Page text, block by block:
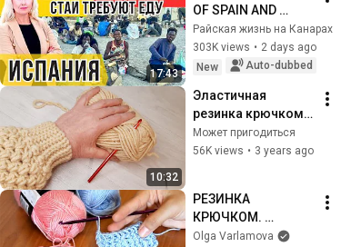
17:43
OF SPAIN AND
EUROPE: Women
are AFRAID here!
Will the Canary
n...
Райская жизнь на Канарах
303K views • 2 days ago
New
Auto-dubbed
10:32
Эластичная
резинка крючком.
Показываю
медленно и
Может пригодиться
56K views • 3 years ago
РЕЗИНКА
КРЮЧКОМ.
Способы вязания
Olga Varlamova